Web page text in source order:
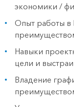
экономики /
Опыт работы в
Навыки
цели и
Владение